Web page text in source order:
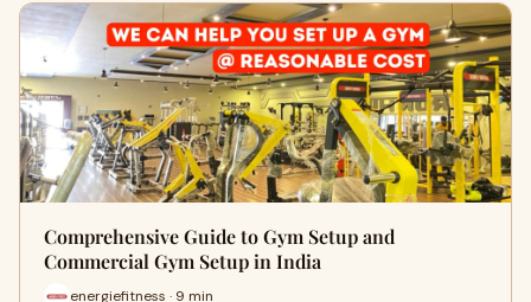
Comprehensive Guide to Gym Setup and
Commercial Gym Setup in India
energiefitness · 9 min